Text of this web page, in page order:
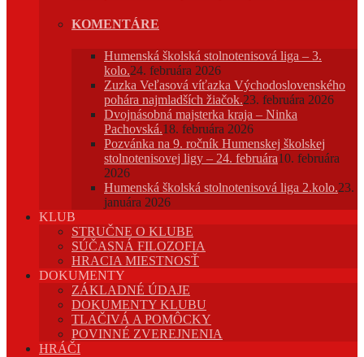
KOMENTÁRE
Humenská školská stolnotenisová liga – 3.
kolo.24. februára 2026
Zuzka Veľasová víťazka Východoslovenského
pohára najmladších žiačok.23. februára 2026
Dvojnásobná majsterka kraja – Ninka
Pachovská.18. februára 2026
Pozvánka na 9. ročník Humenskej školskej
stolnotenisovej ligy – 24. februára10. februára
2026
Humenská školská stolnotenisová liga 2.kolo.23.
januára 2026
KLUB
STRUČNE O KLUBE
SÚČASNÁ FILOZOFIA
HRACIA MIESTNOSŤ
DOKUMENTY
ZÁKLADNÉ ÚDAJE
DOKUMENTY KLUBU
TLAČIVÁ A POMÔCKY
POVINNÉ ZVEREJNENIA
HRÁČI